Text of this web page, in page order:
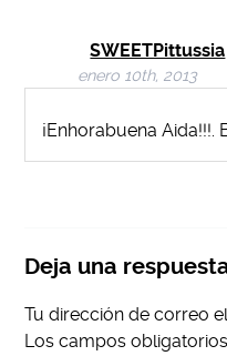
SWEETPittussia
enero 10th, 2013
¡Enhorabuena Aida!!!.
Deja una
Tu dirección de correo
Los campos